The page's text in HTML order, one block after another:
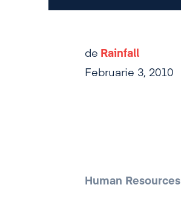
de Rainfall
Februarie 3, 2010
Human Resources